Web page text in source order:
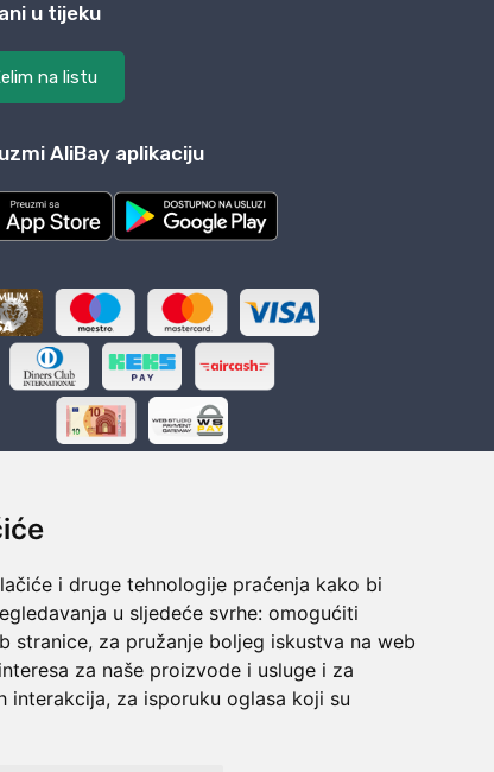
i druge tehnologije praćenja kako bi
u sljedeće svrhe: omogućiti
stranice, za pružanje boljeg iskustva na web
za naše proizvode i usluge i za
interakcija, za isporuku oglasa koji su
u tijeku
na listu
AliBay aplikaciju
Sigurno obročno plaćanje
Do 24 rata bez kamata